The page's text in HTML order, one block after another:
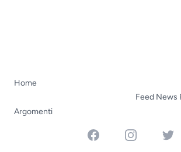
Home
Argomenti
Feed News
FacebookInstagram